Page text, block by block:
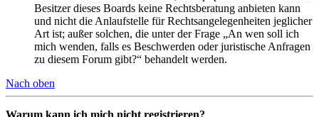
Besitzer dieses Boards keine Rechtsberatung anbieten kann
und nicht die Anlaufstelle für Rechtsangelegenheiten jeglicher
Art ist; außer solchen, die unter der Frage „An wen soll ich
mich wenden, falls es Beschwerden oder juristische Anfragen
zu diesem Forum gibt?“ behandelt werden.
Nach oben